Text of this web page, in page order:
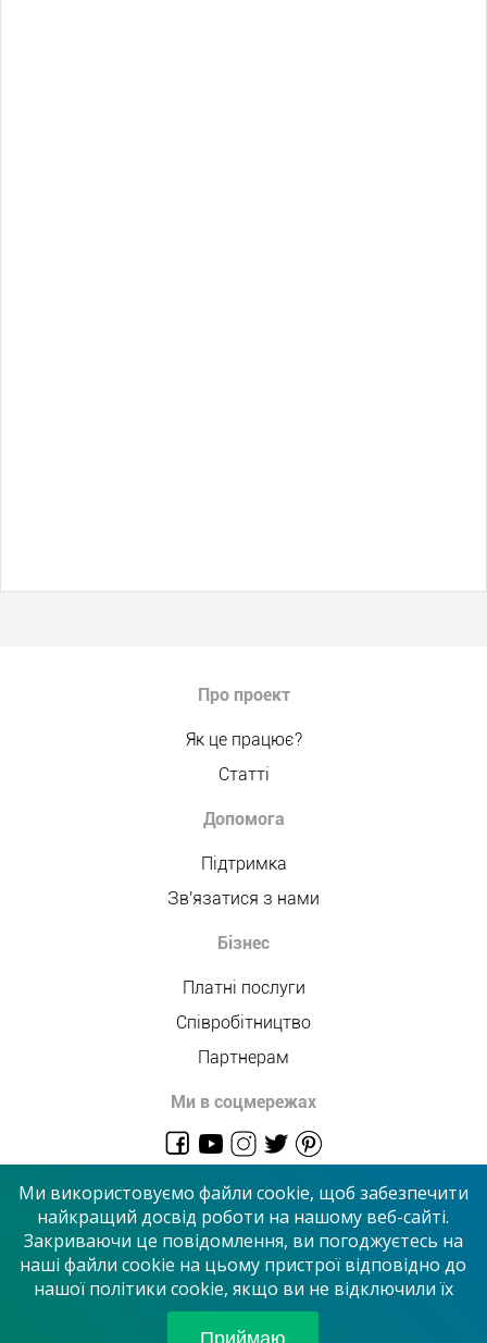
Про проект
Як це працює?
Статті
Допомога
Підтримка
Зв'язатися з нами
Бізнес
Платні послуги
Співробітництво
Партнерам
Ми в соцмережах
© 2026 “Сервісний центр”
Приймаємо до оплати
Ми використовуємо файли cookie, щоб забезпечити
найкращий досвід роботи на нашому веб-сайті.
Закриваючи це повідомлення, ви погоджуєтесь на
наші файли cookie на цьому пристрої відповідно до
нашої політики cookie, якщо ви не відключили їх
Приймаю